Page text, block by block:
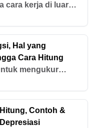
cara kerja di luar
untuk
di negeri orang.
dan syaratnya di
Hal yang
Cara Hitung
mengukur
aktiva tetap
keseluruhan. Simak
ini!
Contoh &